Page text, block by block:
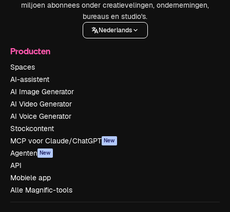
miljoen abonnees onder creatievelingen, ondernemingen,
bureaus en studio's.
Nederlands
Producten
Spaces
AI-assistent
AI Image Generator
AI Video Generator
AI Voice Generator
Stockcontent
MCP voor Claude/ChatGPT New
Agenten New
API
Mobiele app
Alle Magnific-tools